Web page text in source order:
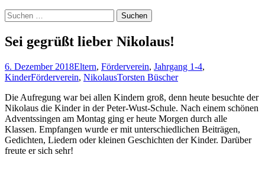
Suchen
nach:
Sei gegrüßt lieber Nikolaus!
6. Dezember 2018Eltern, Förderverein, Jahrgang 1-4,
KinderFörderverein, NikolausTorsten Büscher
Die Aufregung war bei allen Kindern groß, denn heute besuchte der
Nikolaus die Kinder in der Peter-Wust-Schule. Nach einem schönen
Adventssingen am Montag ging er heute Morgen durch alle
Klassen. Empfangen wurde er mit unterschiedlichen Beiträgen,
Gedichten, Liedern oder kleinen Geschichten der Kinder. Darüber
freute er sich sehr!